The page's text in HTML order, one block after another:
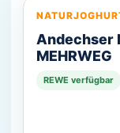
Andechser
MEHRWEG
REWE verfügbar